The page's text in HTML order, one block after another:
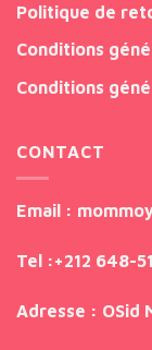
Politique de
Conditions
Conditions
CONTACT
Email :
Tel :+212 648-
Adresse : OSid